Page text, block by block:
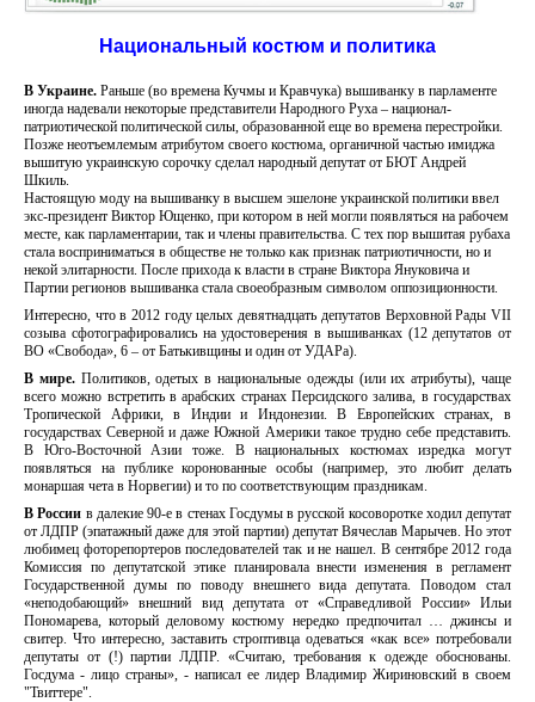
Национальный костюм и политика
В Украине. Раньше (во времена Кучмы и Кравчука) вышиванку в парламенте
иногда надевали некоторые представители Народного Руха – национал-
патриотической политической силы, образованной еще во времена перестройки.
Позже неотъемлемым атрибутом своего костюма, органичной частью имиджа
вышитую украинскую сорочку сделал народный депутат от БЮТ Андрей
Шкиль.
Настоящую моду на вышиванку в высшем эшелоне украинской политики ввел
экс-президент Виктор Ющенко, при котором в ней могли появляться на рабочем
месте, как парламентарии, так и члены правительства. С тех пор вышитая рубаха
стала восприниматься в обществе не только как признак патриотичности, но и
некой элитарности. После прихода к власти в стране Виктора Януковича и
Партии регионов вышиванка стала своеобразным символом оппозиционности.
Интересно, что в 2012 году целых девятнадцать депутатов Верховной Рады VII
созыва сфотографировались на удостоверения в вышиванках (12 депутатов от
ВО «Свобода», 6 – от Батькивщины и один от УДАРа).
В мире.Политиков, одетых в национальные одежды (или их атрибуты), чаще
всего можно встретить в арабских странах Персидского залива, в государствах
Тропической Африки, в Индии и Индонезии. В Европейских странах, в
государствах Северной и даже Южной Америки такое трудно себе представить.
В Юго-Восточной Азии тоже. В национальных костюмах изредка могут
появляться на публике коронованные особы (например, это любит делать
монаршая чета в Норвегии) и то по соответствующим праздникам.
В России в далекие 90-е в стенах Госдумы в русской косоворотке ходил депутат
от ЛДПР (эпатажный даже для этой партии) депутат Вячеслав Марычев. Но этот
любимец фоторепортеров последователей так и не нашел. В сентябре 2012 года
Комиссия по депутатской этике планировала внести изменения в регламент
Государственной думы по поводу внешнего вида депутата. Поводом стал
«неподобающий» внешний вид депутата от «Справедливой России» Ильи
Пономарева, который деловому костюму нередко предпочитал … джинсы и
свитер. Что интересно, заставить строптивца одеваться «как все» потребовали
депутаты от (!) партии ЛДПР. «Считаю, требования к одежде обоснованы.
Госдума - лицо страны», - написал ее лидер Владимир Жириновский в своем
"Твиттере".